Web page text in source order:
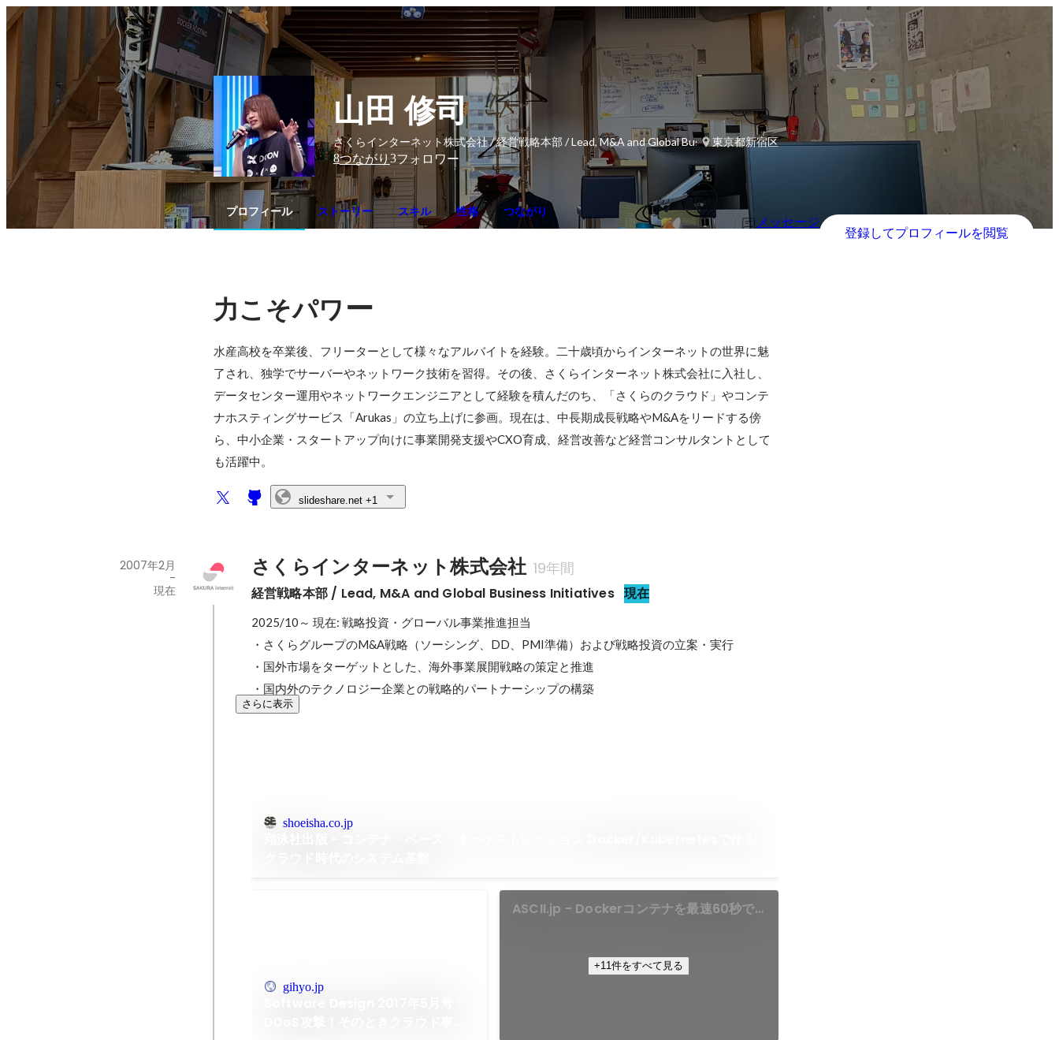
山田 修司
さくらインターネット株式会社 / 経営戦略本部 / Lead, M&A and Global Business Initiatives
東京都新宿区
8つながり3フォロワー
プロフィール ストーリー スキル 性格 つながり
メッセージ
登録してプロフィールを閲覧
力こそパワー
水産高校を卒業後、フリーターとして様々なアルバイトを経験。二十歳頃からインターネットの世界に魅
了され、独学でサーバーやネットワーク技術を習得。その後、さくらインターネット株式会社に入社し、
データセンター運用やネットワークエンジニアとして経験を積んだのち、「さくらのクラウド」やコンテ
ナホスティングサービス「Arukas」の立ち上げに参画。現在は、中長期成長戦略やM&Aをリードする傍
ら、中小企業・スタートアップ向けに事業開発支援やCXO育成、経営改善など経営コンサルタントとして
も活躍中。
slideshare.net+1
さくらインターネット株式会社 19年間
経営戦略本部 / Lead, M&A and Global Business Initiatives 現在
2007年2月
-
現在
2025/10～ 現在: 戦略投資・グローバル事業推進担当
・さくらグループのM&A戦略（ソーシング、DD、PMI準備）および戦略投資の立案・実行
・国外市場をターゲットとした、海外事業展開戦略の策定と推進
・国内外のテクノロジー企業との戦略的パートナーシップの構築
さらに表示
shoeisha.co.jp
gihyo.jp
ASCII.jp - Dockerコンテナを最速60秒で
+11件をすべて見る